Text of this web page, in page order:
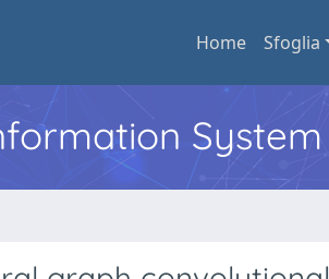
Home Sfoglia
System